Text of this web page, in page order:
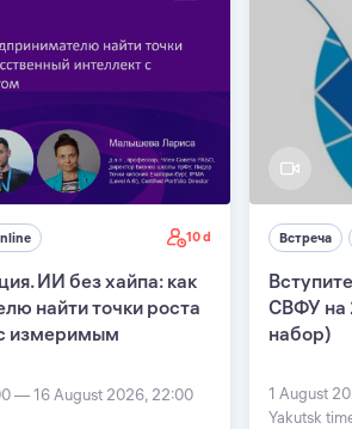
10 d
ИИ без хайпа: как
найти точки роста
измеримым
— 16 August 2026, 22:00
Встреча
СВФУ на
набор)
1 August
Yakutsk